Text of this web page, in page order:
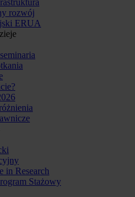
rozwój
ERUA
in Research
Stażowy